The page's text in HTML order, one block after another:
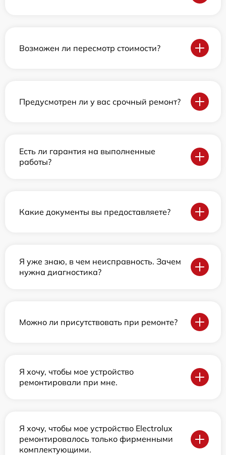
Возможен ли пересмотр стоимости?
Предусмотрен ли у вас срочный ремонт?
Есть ли гарантия на выполненные
работы?
Какие документы вы предоставляете?
Я уже знаю, в чем неисправность. Зачем
нужна диагностика?
Можно ли присутствовать при ремонте?
Я хочу, чтобы мое устройство
ремонтировали при мне.
Я хочу, чтобы мое устройство Electrolux
ремонтировалось только фирменными
комплектующими.